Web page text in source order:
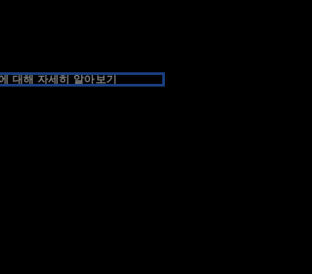
대해 자세히 알아보기